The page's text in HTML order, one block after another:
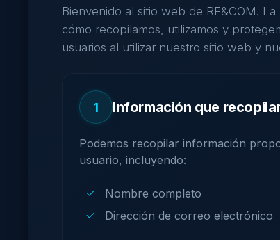
Bienvenido al sitio web de RE&COM.
cómo recopilamos, utilizamos y
usuarios al utilizar nuestro sitio web y
1 Información que
Podemos recopilar información
usuario, incluyendo:
Nombre completo
Dirección de correo electrónico